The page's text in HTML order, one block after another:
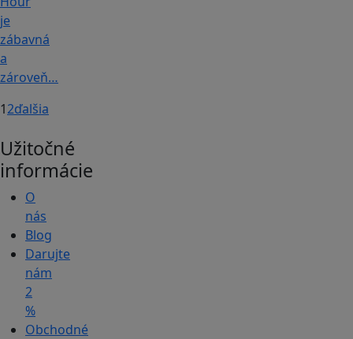
je
zábavná
a
zároveň…
12ďalšia
Užitočné
informácie
O
nás
Blog
Darujte
nám
2
%
Obchodné